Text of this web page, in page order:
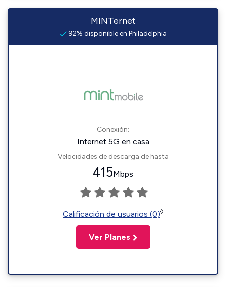
MINTernet
92% disponible en Philadelphia
Conexión:
Internet 5G en casa
Velocidades de descarga de hasta
415Mbps
Calificación de usuarios (0)◊
Ver Planes